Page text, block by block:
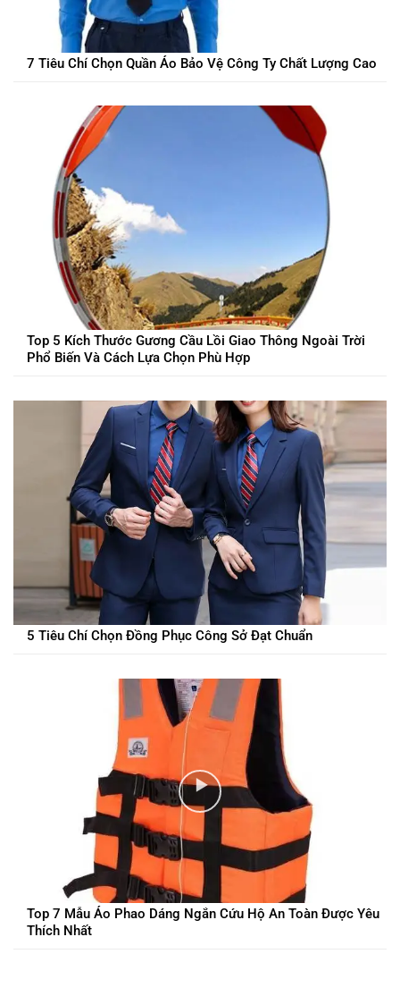
7 Tiêu Chí Chọn Quần Áo Bảo Vệ Công Ty Chất Lượng Cao
Top 5 Kích Thước Gương Cầu Lồi Giao Thông Ngoài Trời
Phổ Biến Và Cách Lựa Chọn Phù Hợp
5 Tiêu Chí Chọn Đồng Phục Công Sở Đạt Chuẩn
Top 7 Mẫu Áo Phao Dáng Ngắn Cứu Hộ An Toàn Được Yêu
Thích Nhất